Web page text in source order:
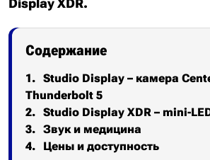
Display XDR.
Содержание
Studio Display – камера
Thunderbolt 5
Studio Display XDR – mini-
Звук и медицина
Цены и доступность